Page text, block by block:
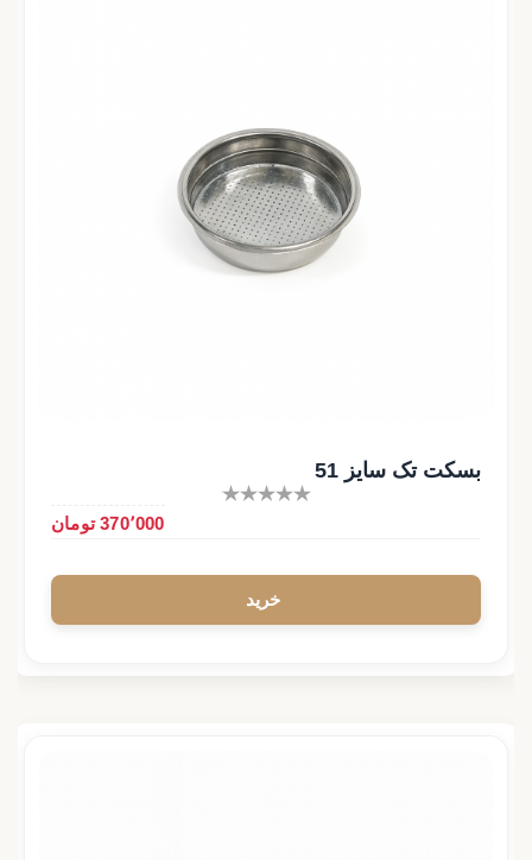
بسکت تک سایز 51
370٬000 تومان